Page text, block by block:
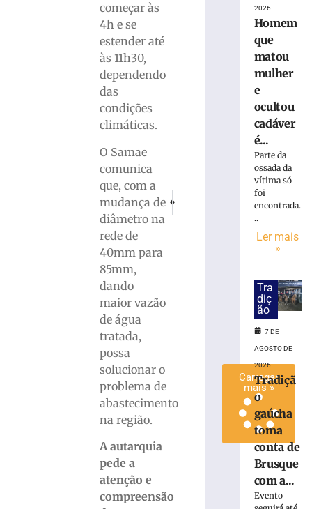
começar às
4h e se
estender até
às 11h30,
dependendo
das
condições
climáticas.
O Samae
comunica
que, com a
mudança de
diâmetro na
rede de
40mm para
85mm,
dando
maior vazão
de água
tratada,
possa
solucionar o
problema de
abastecimento
na região.
A autarquia
pede a
atenção e
compreensão
Carros com placas de Brusque
PRÓXIMO
Óleo na pista mobiliza equipe do Corpo
promove
hambúrguer
beneficente
ajudar
animais
resgatados
Carregar
mais »
2026
Homem
que
matou
mulher
e
ocultou
cadáver
é...
Parte da
ossada da
vítima só
foi
encontrada.
..
Ler mais
»
Tra
diç
ão
7 DE
AGOSTO DE
2026
Tradiçã
o
gaúcha
toma
conta de
Brusque
com a...
Evento